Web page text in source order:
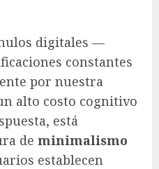
digitales —
constantes
por nuestra
alto costo cognitivo
está
de minimalismo
establecen